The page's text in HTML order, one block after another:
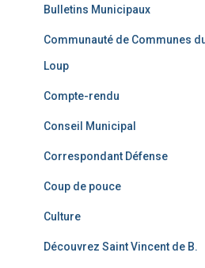
Bulletins Municipaux
Communauté de Communes
Loup
Compte-rendu
Conseil Municipal
Correspondant Défense
Coup de pouce
Culture
Découvrez Saint Vincent de B.